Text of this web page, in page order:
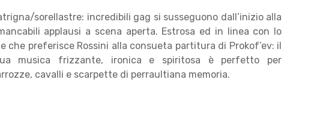
sorellastre: incredibili gag si susseguono dall’inizio alla
applausi a scena aperta. Estrosa ed in linea con lo
che preferisce Rossini alla consueta partitura di Prokof’ev: il
musica frizzante, ironica e spiritosa è perfetto per
cavalli e scarpette di perraultiana memoria.